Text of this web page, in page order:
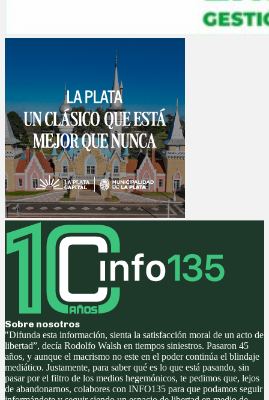
Sobre nosotros
"Difunda esta información, sienta la satisfacción moral de un acto de
libertad”, decía Rodolfo Walsh en tiempos siniestros. Pasaron 45
años, y aunque el macrismo no este en el poder continúa el blindaje
mediático. Justamente, para saber qué es lo que está pasando, sin
pasar por el filtro de los medios hegemónicos, te pedimos que, lejos
de abandonarnos, colabores con INFO135 para que podamos seguir